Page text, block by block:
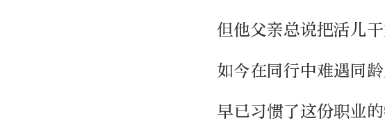
但他父亲总说把活儿
如今在同行中难遇同
早已习惯了这份职业